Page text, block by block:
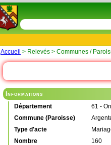
Accueil > Relevés > Communes /
Informations
Département
61 -
Commune (Paroisse)
Type d'acte
Nombre
160